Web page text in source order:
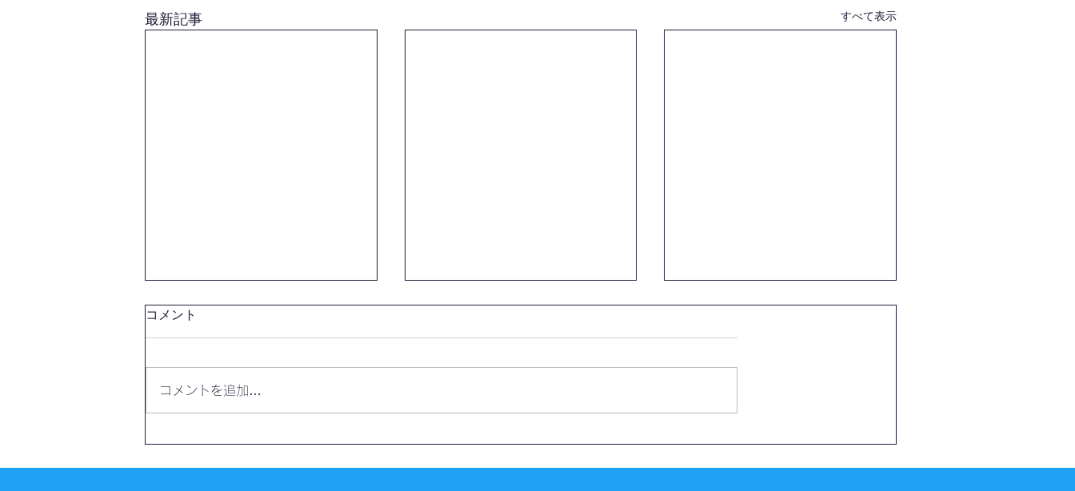
最新記事 すべて表示
コメント
コメントを追加…